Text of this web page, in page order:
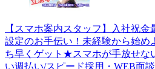
【スマホ案内スタッフ】入社祝
設定のお手伝い！未経験から始
ち早くゲット★スマホが手放せな
い週払い/スピード採用・WEB面